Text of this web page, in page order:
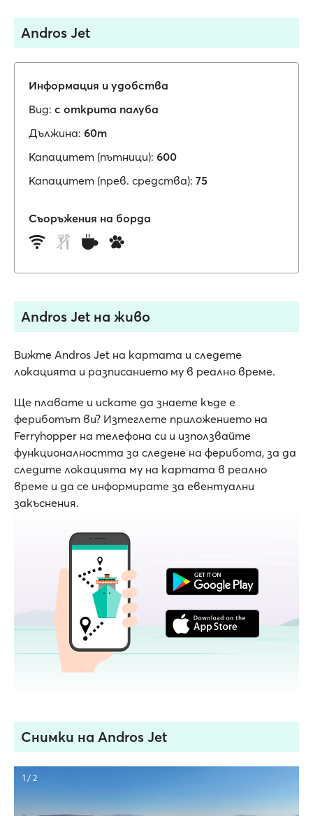
Andros Jet
Информация и удобства
Вид: с открита палуба
Дължина: 60m
Капацитет (пътници): 600
Капацитет (прев. средства): 75
Съоръжения на борда
Andros Jet на живо
Вижте Andros Jet на картата и следете
локацията и разписанието му в реално време.
Ще плавате и искате да знаете къде е
фериботът ви? Изтеглете приложението на
Ferryhopper на телефона си и използвайте
функционалността за следене на ферибота, за да
следите локацията му на картата в реално
време и да се информирате за евентуални
закъснения.
Снимки на Andros Jet
1 / 2